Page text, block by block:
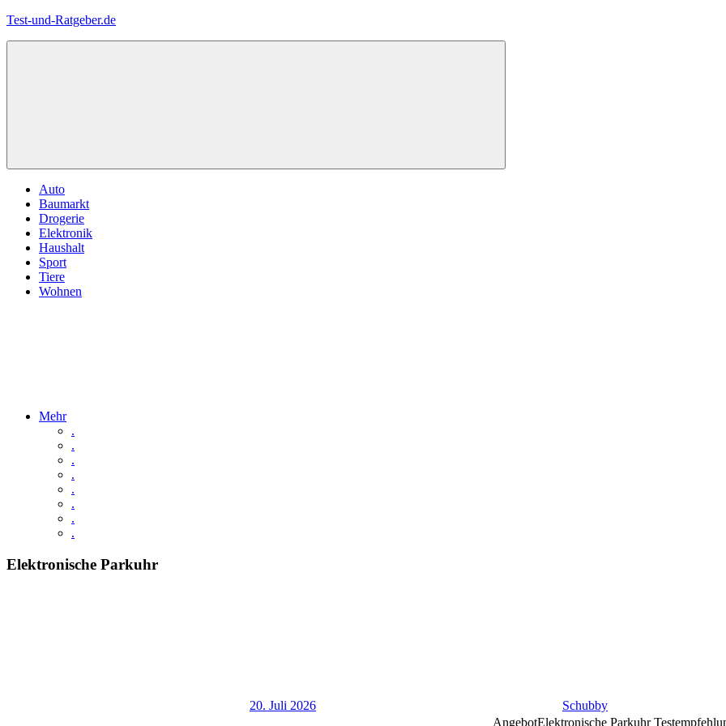
Zum
Test-und-Ratgeber.de
Menü
Auto
Baumarkt
Drogerie
Elektronik
Haushalt
Sport
Tiere
Wohnen
Mehr
.
.
.
.
.
.
.
.
Elektronische Parkuhr
20. Juli 2026 Schubby
AngebotElektronische Parkuhr